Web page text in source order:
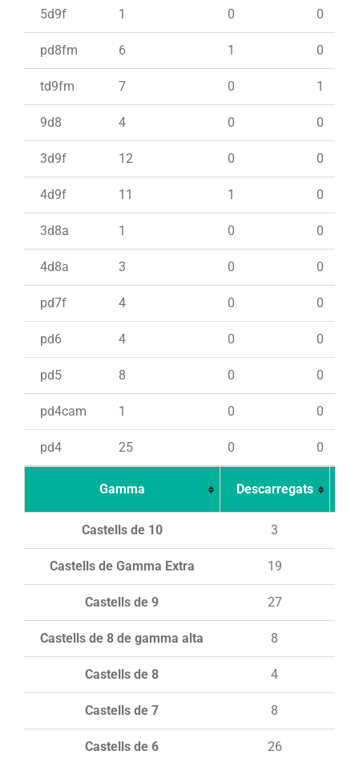
5d9f 1 0 0
pd8fm 6 1 0
td9fm 7 0 1
9d8 4 0 0
3d9f 12 0 0
4d9f 11 1 0
3d8a 1 0 0
4d8a 3 0 0
pd7f 4 0 0
pd6 4 0 0
pd5 8 0 0
pd4cam 1 0 0
pd4 25 0 0
Gamma Descarregats
Castells de 10 3
Castells de Gamma Extra 19
Castells de 9 27
Castells de 8 de gamma alta 8
Castells de 8 4
Castells de 7 8
Castells de 6 26